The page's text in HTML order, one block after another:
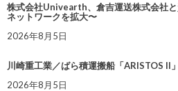
株式会社Univearth、倉吉運送株式会社
ネットワークを拡大〜
2026年8月5日
川崎重工業／ばら積運搬船「ARISTOS II
2026年8月5日